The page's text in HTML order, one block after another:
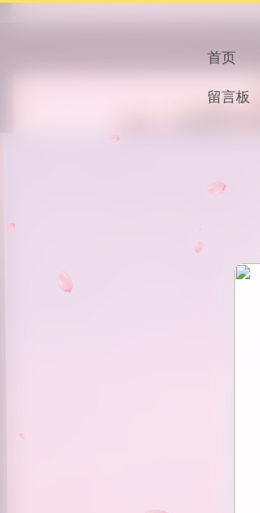
首页
留言板